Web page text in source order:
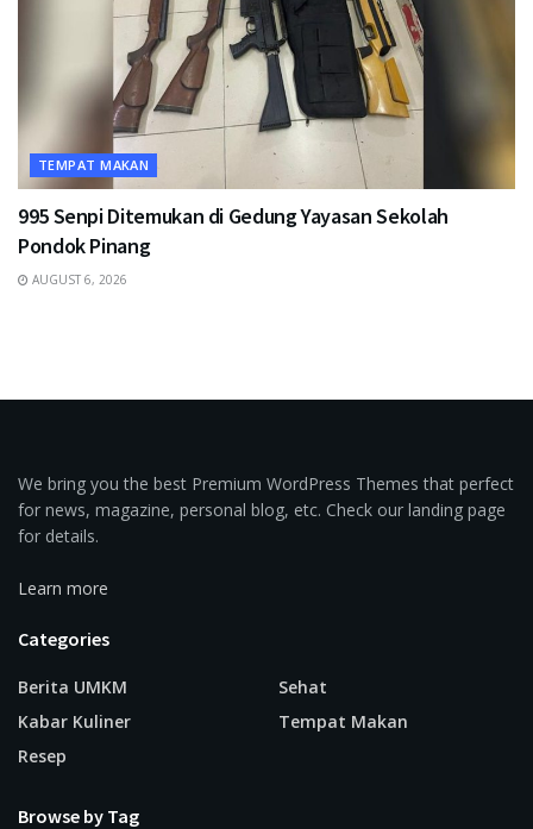
TEMPAT MAKAN
995 Senpi Ditemukan di Gedung Yayasan Sekolah
Pondok Pinang
AUGUST 6, 2026
We bring you the best Premium WordPress Themes that perfect
for news, magazine, personal blog, etc. Check our landing page
for details.
Learn more
Categories
Berita UMKM
Kabar Kuliner
Resep
Sehat
Tempat Makan
Browse by Tag